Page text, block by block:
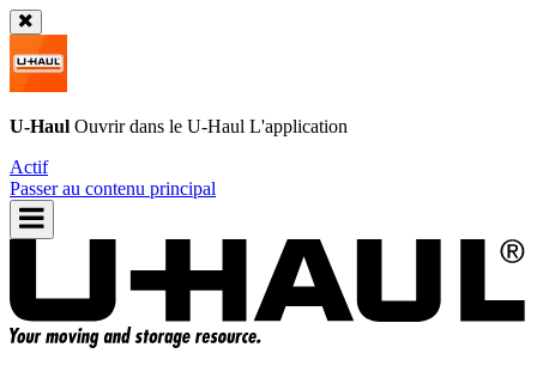
U-Haul Ouvrir dans le U-Haul L'application
Actif
Passer au contenu principal